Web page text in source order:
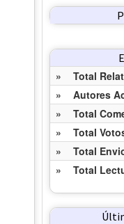
»
Total
»
Autores
»
Total
»
Total
»
Total
»
Total